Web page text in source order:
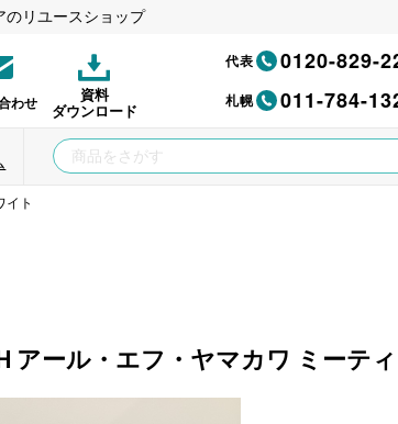
のリユースショップ
わせ
資料
ダウンロード
代表 0120-829-
札幌 011-784-
イト
アール・エフ・ヤマカワ ミーテ